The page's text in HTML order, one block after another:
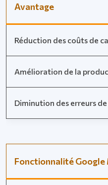
Avantage
Réduction des coûts de
Amélioration de la
Diminution des erreurs
Fonctionnalité